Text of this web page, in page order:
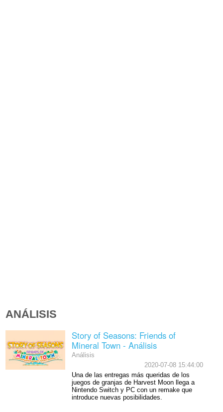
ANÁLISIS
Story of Seasons: Friends of
Mineral Town - Análisis
Análisis
2020-07-08 15:44:00
Una de las entregas más queridas de los
juegos de granjas de Harvest Moon llega a
Nintendo Switch y PC con un remake que
introduce nuevas posibilidades.